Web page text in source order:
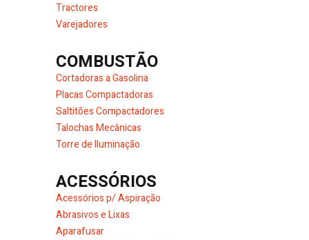
Tractores
Varejadores
COMBUSTÃO
Cortadoras a Gasolina
Placas Compactadoras
Saltitões Compactadores
Talochas Mecânicas
Torre de Iluminação
ACESSÓRIOS
Acessórios p/ Aspiração
Abrasivos e Lixas
Aparafusar